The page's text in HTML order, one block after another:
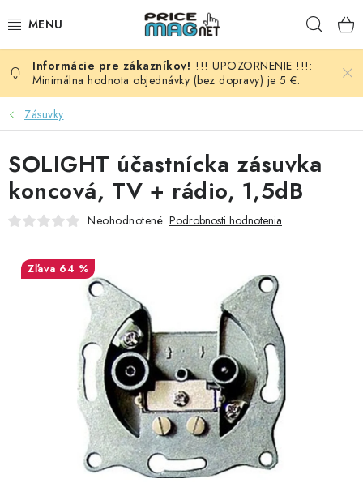
na
BATÉRIE
AUDIO - VIDEO
AUTO HI-FI
AUTOMOBIL
ELEKTROINŠTALAČNÝ MATERIÁL
FOTOVOLTAIKA
GADGETY, DARČEKY
KÁBLE A KONEKTORY
OSVETLENIE
!!! UPOZORNENIE !!!:
Minimálna hodnota objednávky (bez dopravy) je 5 €.
Zásuvky
SOLIGHT účastnícka zásuvka
koncová, TV + rádio, 1,5dB
Neohodnotené Podrobnosti hodnotenia
64 %